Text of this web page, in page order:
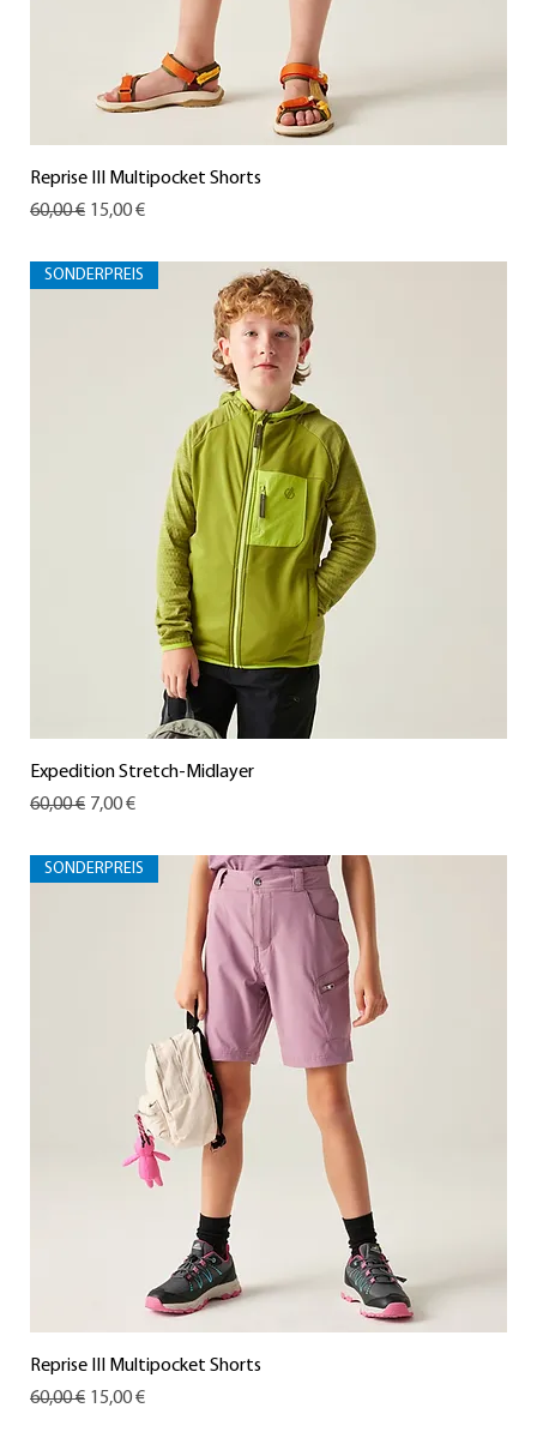
Reprise III Multipocket Shorts
Standardpreis
60,00 € Sale-Preis
15,00 €
SONDERPREIS
Expedition Stretch-Midlayer
Standardpreis
60,00 € Sale-Preis
7,00 €
SONDERPREIS
Reprise III Multipocket Shorts
Standardpreis
60,00 € Sale-Preis
15,00 €